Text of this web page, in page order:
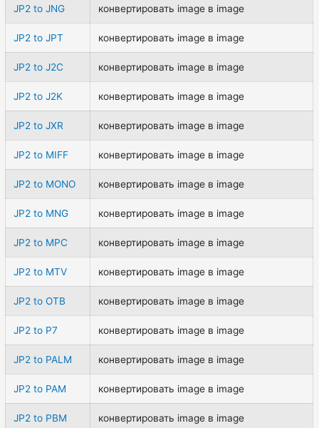
JP2 to JNG конвертировать image в image
JP2 to JPT конвертировать image в image
JP2 to J2C конвертировать image в image
JP2 to J2K конвертировать image в image
JP2 to JXR конвертировать image в image
JP2 to MIFF конвертировать image в image
JP2 to MONO конвертировать image в image
JP2 to MNG конвертировать image в image
JP2 to MPC конвертировать image в image
JP2 to MTV конвертировать image в image
JP2 to OTB конвертировать image в image
JP2 to P7 конвертировать image в image
JP2 to PALM конвертировать image в image
JP2 to PAM конвертировать image в image
JP2 to PBM конвертировать image в image